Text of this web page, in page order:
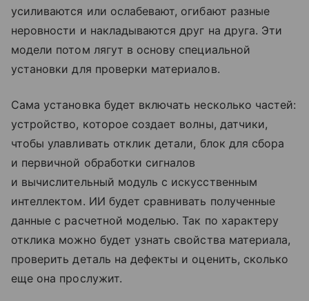
усиливаются или ослабевают, огибают разные
неровности и накладываются друг на друга. Эти
модели потом лягут в основу специальной
установки для проверки материалов.
Сама установка будет включать несколько частей:
устройство, которое создает волны, датчики,
чтобы улавливать отклик детали, блок для сбора
и первичной обработки сигналов
и вычислительный модуль с искусственным
интеллектом. ИИ будет сравнивать полученные
данные с расчетной моделью. Так по характеру
отклика можно будет узнать свойства материала,
проверить деталь на дефекты и оценить, сколько
еще она прослужит.